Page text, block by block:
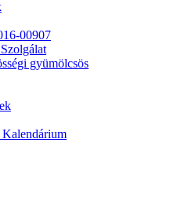
00907
gyümölcsös